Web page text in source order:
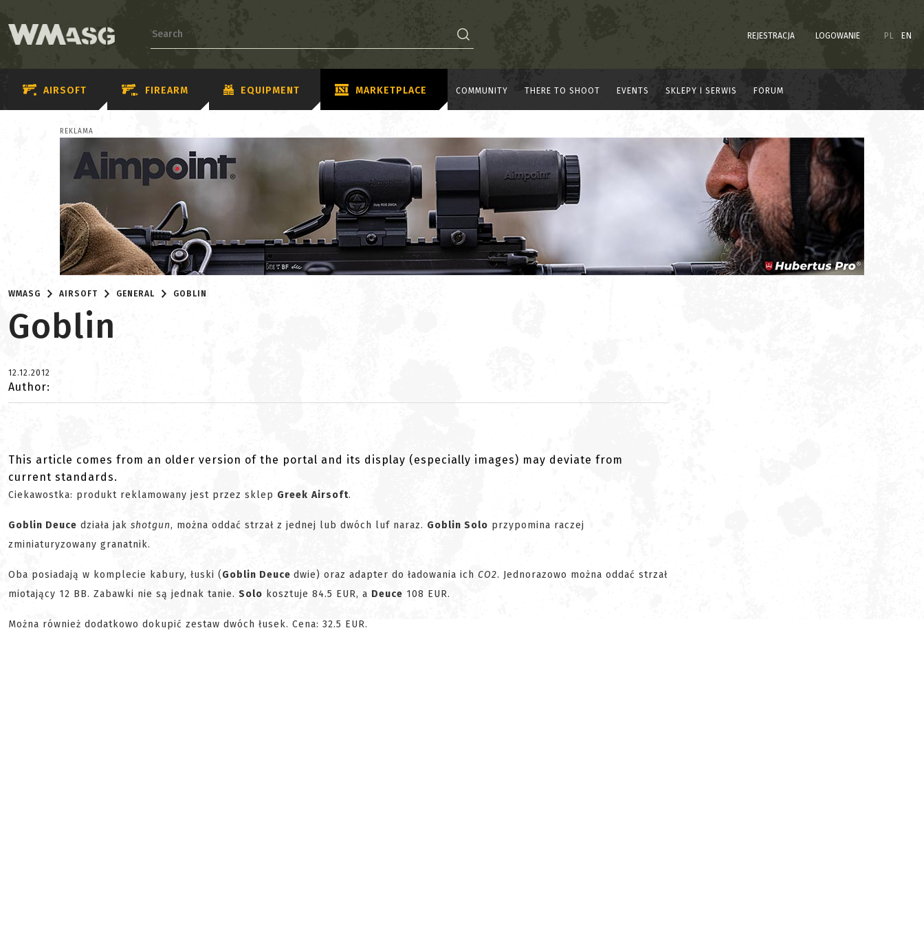
REJESTRACJA LOGOWANIE PL EN
AIRSOFT FIREARM EQUIPMENT MARKETPLACE COMMUNITY THERE TO SHOOT EVENTS SKLEPY I SERWIS FORUM
REKLAMA
WMASG AIRSOFT GENERAL GOBLIN
Goblin
12.12.2012
Author:
This article comes from an older version of the portal and its display (especially images) may deviate from
current standards.
Ciekawostka: produkt reklamowany jest przez sklep Greek Airsoft.
Goblin Deuce działa jak shotgun, można oddać strzał z jednej lub dwóch luf naraz. Goblin Solo przypomina raczej
zminiaturyzowany granatnik.
Oba posiadają w komplecie kabury, łuski (Goblin Deuce dwie) oraz adapter do ładowania ich CO2. Jednorazowo można oddać strzał
miotający 12 BB. Zabawki nie są jednak tanie. Solo kosztuje 84.5 EUR, a Deuce 108 EUR.
Można również dodatkowo dokupić zestaw dwóch łusek. Cena: 32.5 EUR.